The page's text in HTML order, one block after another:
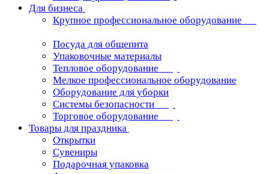
Для бизнеса
Крупное профессиональное оборудование
Посуда для общепита
Упаковочные материалы
Тепловое оборудование
Мелкое профессиональное оборудование
Оборудование для уборки
Системы безопасности
Торговое оборудование
Товары для праздника
Открытки
Сувениры
Подарочная упаковка